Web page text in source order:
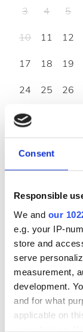
Consent
Responsible
We and our
e.g. your IP-
store and
serve
measurement,
development.
and for what
applicable on
your choices.
3
4 5
10
11 12
17
18 19
24
25 26
31
Жұмыс
Дүйсенбі
Сейсенбі
Сәрсенбі
Бейсенбі